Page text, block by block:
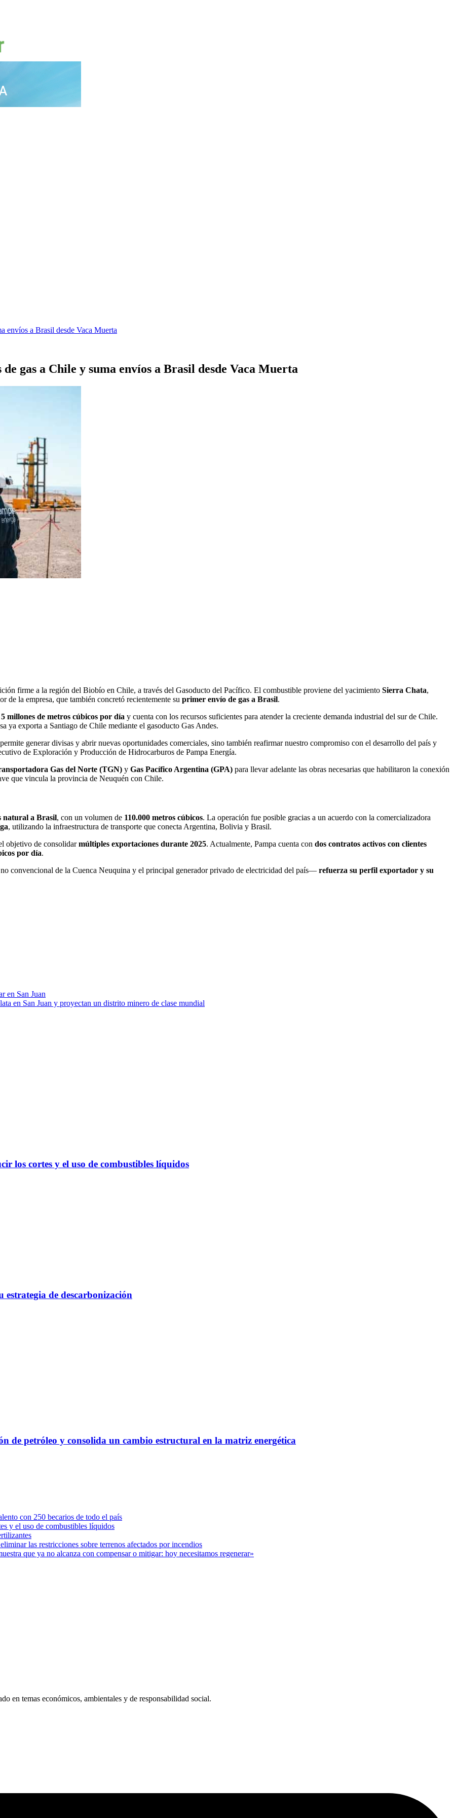
envíos a Brasil desde Vaca Muerta
gas a Chile y suma envíos a Brasil desde Vaca Muerta
firme a la región del Biobío en Chile, a través del Gasoducto del Pacífico. El combustible proviene del yacimiento Sierra Chata,
la empresa, que también concretó recientemente su primer envío de gas a Brasil.
5 millones de metros cúbicos por día y cuenta con los recursos suficientes para atender la creciente demanda industrial del sur de Chile.
ya exporta a Santiago de Chile mediante el gasoducto Gas Andes.
generar divisas y abrir nuevas oportunidades comerciales, sino también reafirmar nuestro compromiso con el desarrollo del país y
de Exploración y Producción de Hidrocarburos de Pampa Energía.
Gas del Norte (TGN) y Gas Pacífico Argentina (GPA) para llevar adelante las obras necesarias que habilitaron la conexión
que vincula la provincia de Neuquén con Chile.
natural a Brasil, con un volumen de 110.000 metros cúbicos. La operación fue posible gracias a un acuerdo con la comercializadora
, utilizando la infraestructura de transporte que conecta Argentina, Bolivia y Brasil.
objetivo de consolidarmúltiples exportaciones durante 2025. Actualmente, Pampa cuenta con dos contratos activos con clientes
por día.
convencional de la Cuenca Neuquina y el principal generador privado de electricidad del país— refuerza su perfil exportador y su
en San Juan
en San Juan y proyectan un distrito minero de clase mundial
los cortes y el uso de combustibles líquidos
de descarbonización
de petróleo y consolida un cambio estructural en la matriz energética
con 250 becarios de todo el país
y el uso de combustibles líquidos
las restricciones sobre terrenos afectados por incendios
que ya no alcanza con compensar o mitigar: hoy necesitamos regenerar»
en temas económicos, ambientales y de responsabilidad social.